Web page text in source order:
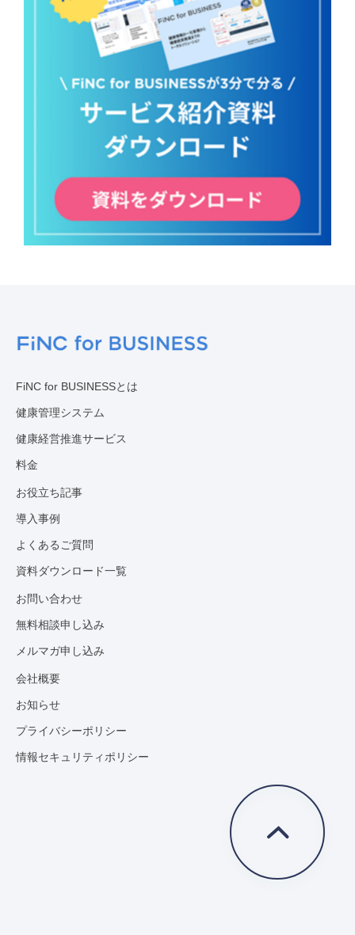
FiNC for BUSINESSとは
健康管理システム
健康経営推進サービス
料金
お役立ち記事
導入事例
よくあるご質問
資料ダウンロード一覧
お問い合わせ
無料相談申し込み
メルマガ申し込み
会社概要
お知らせ
プライバシーポリシー
情報セキュリティポリシー